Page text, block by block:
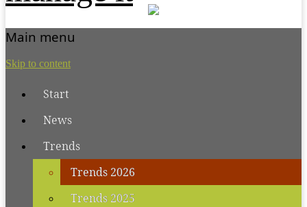
Main menu
Skip to content
Start
News
Trends
Trends 2026
Trends 2025